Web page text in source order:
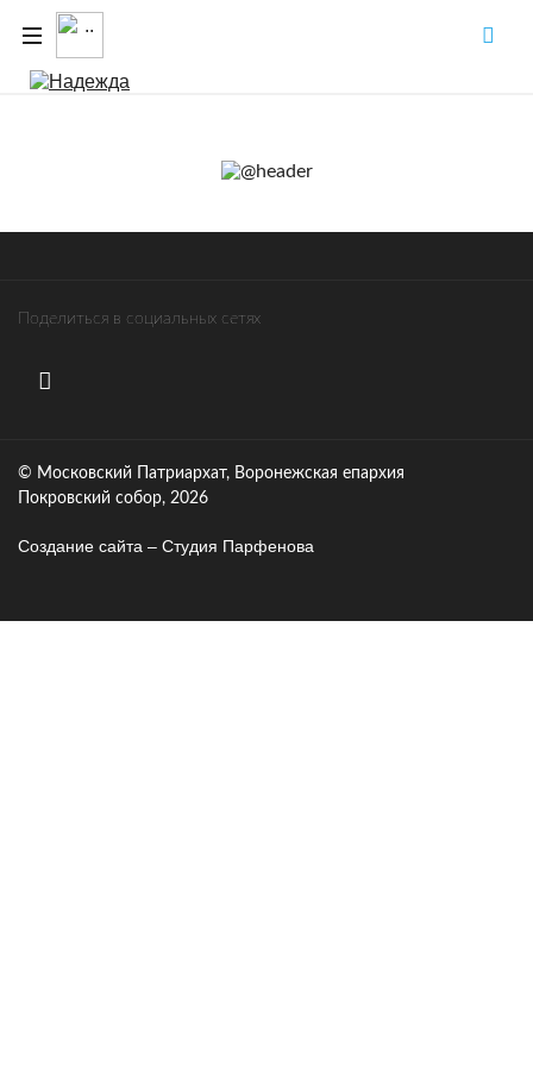
Поделиться в социальных сетях
© Московский Патриархат, Воронежcкая епархия
Покровский собор, 2026
Создание сайта – Cтудия Парфенова